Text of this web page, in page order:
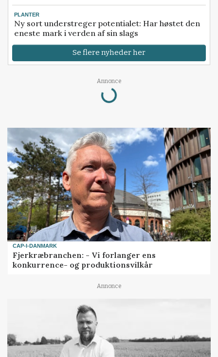
PLANTER
Ny sort understreger potentialet: Har høstet den
eneste mark i verden af sin slags
Se flere nyheder her
Annonce
Loading...
CAP-I-DANMARK
Fjerkræbranchen: - Vi forlanger ens
konkurrence- og produktionsvilkår
Annonce